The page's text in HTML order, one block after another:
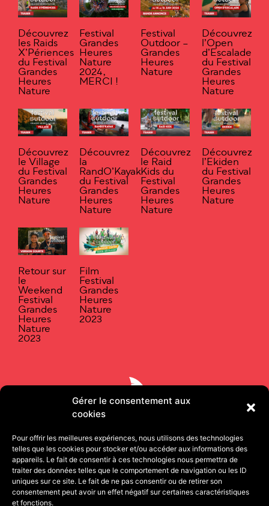
Gérer le consentement aux
cookies
Pour offrir les meilleures expériences, nous utilisons des technologies
telles que les cookies pour stocker et/ou accéder aux informations des
appareils. Le fait de consentir à ces technologies nous permettra de
traiter des données telles que le comportement de navigation ou les ID
uniques sur ce site. Le fait de ne pas consentir ou de retirer son
consentement peut avoir un effet négatif sur certaines caractéristiques
et fonctions.
Découvrez
les Raids
X’Périences
du Festival
Grandes
Heures
Nature
Festival
Grandes
Heures
Nature
2024,
MERCI !
Festival
Outdoor –
Grandes
Heures
Nature
Découvrez
l’Open
d’Escalade
du Festival
Grandes
Heures
Nature
Découvrez
le Village
du Festival
Grandes
Heures
Nature
Découvrez
la
RandO’Kayak
du Festival
Grandes
Heures
Nature
Découvrez
le Raid
Kids du
Festival
Grandes
Heures
Nature
Découvrez
l’Ekiden
du Festival
Grandes
Heures
Nature
Retour sur
le
Weekend
Festival
Grandes
Heures
Nature
2023
Film
Festival
Grandes
Heures
Nature
2023
11 rue Pétion 75011 PARIS | 13 quai de Strasbourg